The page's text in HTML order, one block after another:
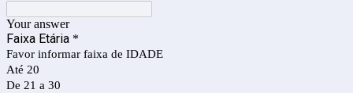
Your answer
Faixa Etária *
Favor informar faixa de IDADE
Até 20
De 21 a 30